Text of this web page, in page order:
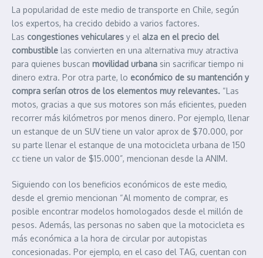
La popularidad de este medio de transporte en Chile, según
los expertos, ha crecido debido a varios factores.
Las congestiones vehiculares y el alza en el precio del
combustible las convierten en una alternativa muy atractiva
para quienes buscan movilidad urbana sin sacrificar tiempo ni
dinero extra. Por otra parte, lo económico de su mantención y
compra serían otros de los elementos muy relevantes. “Las
motos, gracias a que sus motores son más eficientes, pueden
recorrer más kilómetros por menos dinero. Por ejemplo, llenar
un estanque de un SUV tiene un valor aprox de $70.000, por
su parte llenar el estanque de una motocicleta urbana de 150
cc tiene un valor de $15.000”, mencionan desde la ANIM.
Siguiendo con los beneficios económicos de este medio,
desde el gremio mencionan “Al momento de comprar, es
posible encontrar modelos homologados desde el millón de
pesos. Además, las personas no saben que la motocicleta es
más económica a la hora de circular por autopistas
concesionadas. Por ejemplo, en el caso del TAG, cuentan con